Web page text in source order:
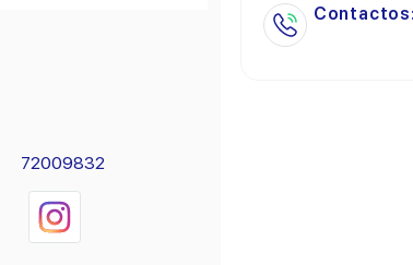
72009832
Contactos: